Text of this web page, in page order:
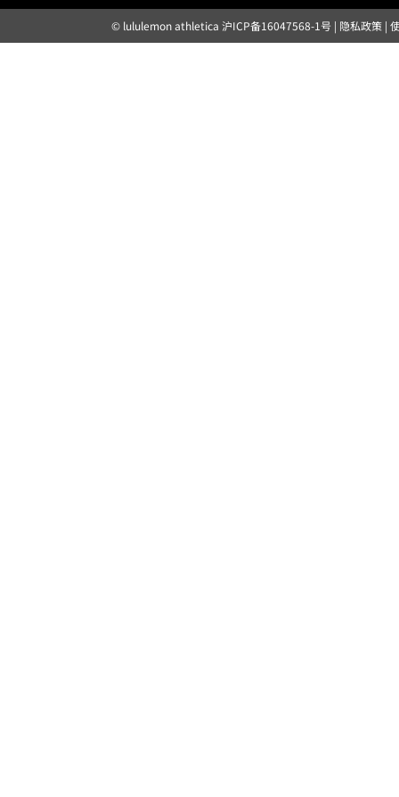
© lululemon athletica 沪ICP备16047568-1号 | 隐私政策|